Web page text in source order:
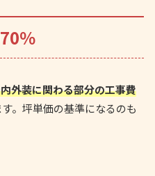
％
外装に関わる部分の工事費
。坪単価の基準になるのも